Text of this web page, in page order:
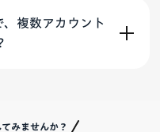
複数アカウント
みませんか？